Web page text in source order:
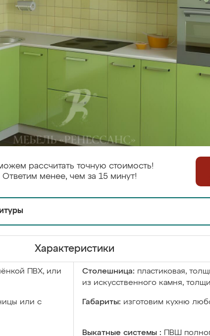
рассчитать точную стоимость!
Ответим менее, чем за 15 минут!
Характеристики
ПВХ, или
Столешница: пластиковая,
из искусственного камня,
или с
Габариты: изготовим кухню
Выкатные системы :
ПВШ